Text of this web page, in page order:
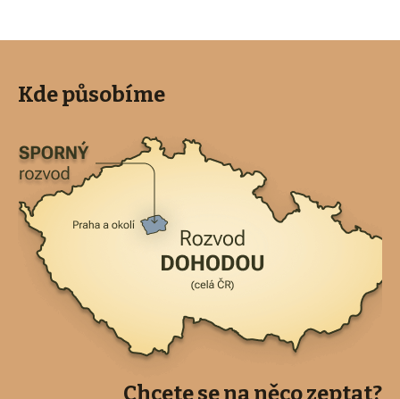
Kde působíme
Chcete se na něco zeptat?